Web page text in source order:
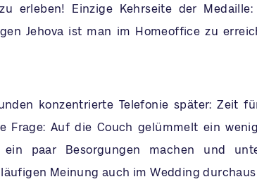
erleben! Einzige Kehrseite der
Jehova ist man im Homeoffice zu
konzentrierte Telefonie später: Zeit
Frage: Auf die Couch gelümmelt ein wenig
paar Besorgungen machen und
Meinung auch im Wedding